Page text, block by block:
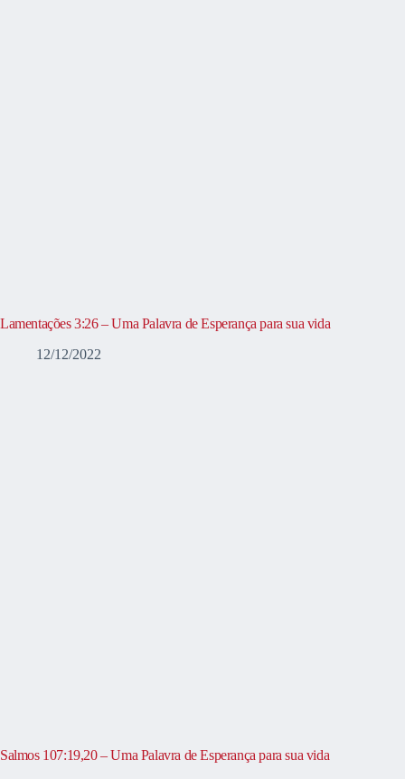
Lamentações 3:26 – Uma Palavra de Esperança para sua vida
12/12/2022
Salmos 107:19,20 – Uma Palavra de Esperança para sua vida